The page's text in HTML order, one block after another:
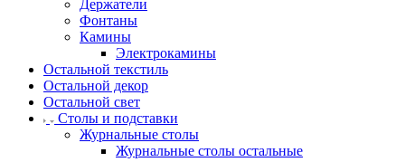
Держатели
Фонтаны
Камины
Электрокамины
Остальной текстиль
Остальной декор
Остальной свет
Столы и подставки
Журнальные столы
Журнальные столы остальные